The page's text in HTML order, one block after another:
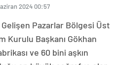
2024 00:57
Pazarlar Bölgesi Üst
Kurulu Başkanı Gökhan
ve 60 bini aşkın